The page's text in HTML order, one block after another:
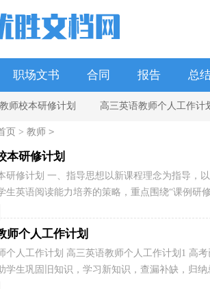
职场文书 合同 报告 总
政府 教师 幼儿园 学校
师校本研修计划 高三英语教师个人工作计
老师教学工作计划
页 > 教师 >
本研修计划
研修计划 一、指导思想以新课程理念为指导，
生英语阅读能力培养的策略，重点围绕“课例研
师个人工作计划
个人工作计划 高三英语教师个人工作计划1 高
学生巩固旧知识，学习新知识，查漏补缺，归